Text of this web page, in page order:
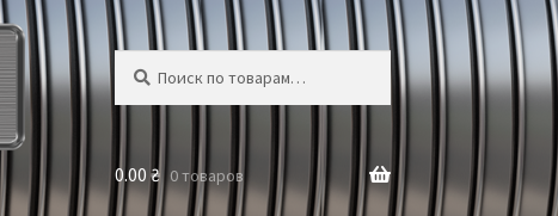
0.00 ₴ 0 товаров